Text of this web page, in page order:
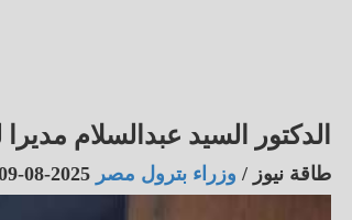
الدكتور السيد عبدالسلام
طاقة نيوز / وزراء بترول مصر2025-08-09 17:03:53